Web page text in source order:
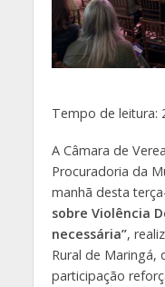
Tempo de leitura:
A Câmara de
Procuradoria da
manhã desta
sobre Violência
necessária”,
Rural de Maringá,
participação